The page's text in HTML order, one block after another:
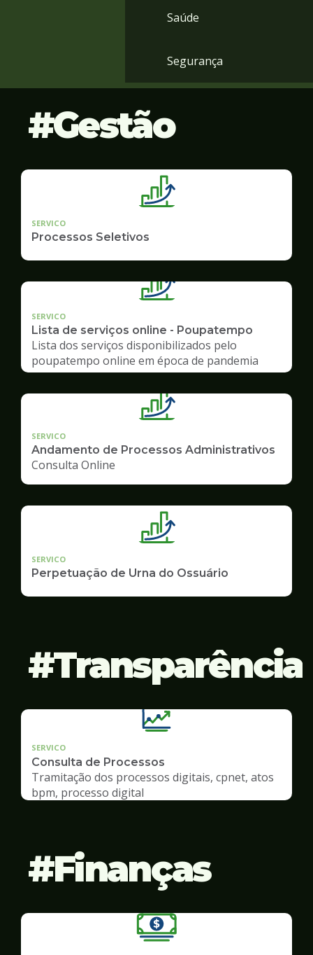
Saúde
Segurança
Gestão
SERVICO
Processos Seletivos
SERVICO
Lista de serviços online - Poupatempo
Lista dos serviços disponibilizados pelo
poupatempo online em época de pandemia
SERVICO
Andamento de Processos Administrativos
Consulta Online
SERVICO
Perpetuação de Urna do Ossuário
Transparência
SERVICO
Consulta de Processos
Tramitação dos processos digitais, cpnet, atos
bpm, processo digital
Finanças